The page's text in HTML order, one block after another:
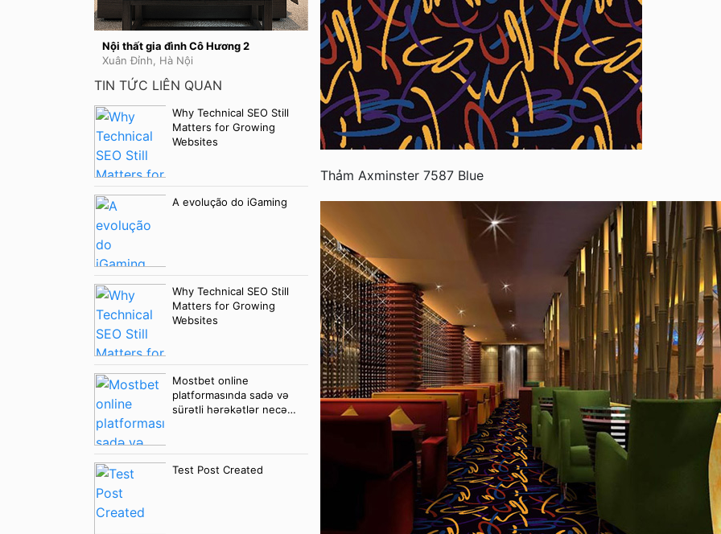
Nội thất gia đình Cô Hương 2
Xuân Đỉnh, Hà Nội
Nội thất gia đình Cô Hương
Times City 458 Minh Khai, Hai Bà Trưng, Hà Nội
Thảm Trải Sàn Tòa Nhà PeTro
TIN TỨC LIÊN QUAN
Why Technical SEO Still
Matters for Growing
Websites
A evolução do iGaming
Why Technical SEO Still
Matters for Growing
Websites
Mostbet online
platformasında sadə və
sürətli hərəkətlər necə
Test Post Created
Thảm Axminster 7587 Blue